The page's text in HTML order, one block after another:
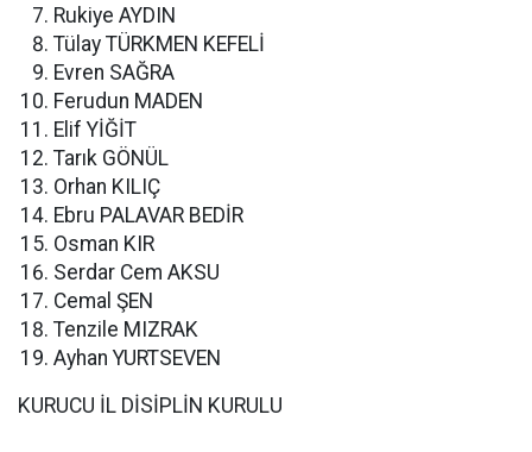
Rukiye AYDIN
Tülay TÜRKMEN KEFELİ
Evren SAĞRA
Ferudun MADEN
Elif YİĞİT
Tarık GÖNÜL
Orhan KILIÇ
Ebru PALAVAR BEDİR
Osman KIR
Serdar Cem AKSU
Cemal ŞEN
Tenzile MIZRAK
Ayhan YURTSEVEN
KURUCU İL DİSİPLİN KURULU